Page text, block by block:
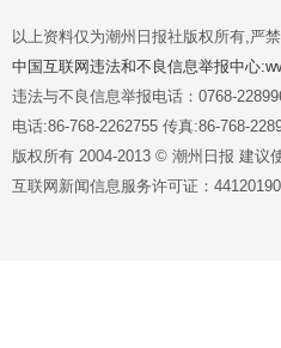
以上资料仅为潮州日报社版权所有,严
中国互联网违法和不良信息举报中心
违法与不良信息举报电话：0768-
电话:86-768-2262755 传真:86-768-
版权所有 2004-2013 © 潮州日报 建议
互联网新闻信息服务许可证：